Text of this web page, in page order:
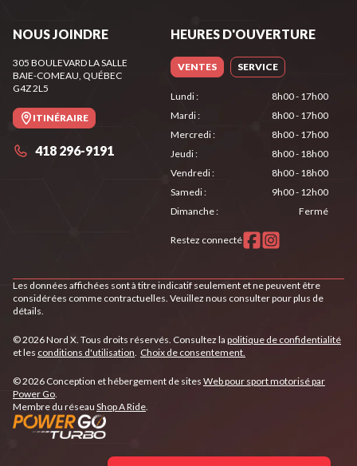
NOUS JOINDRE
305 BOULEVARD LA SALLE
BAIE-COMEAU, QUÉBEC
G4Z 2L5
ITINÉRAIRE
418 296-9191
HEURES D'OUVERTURE
VENTES SERVICE
Lundi:
8h00 - 17h00
Mardi:
8h00 - 17h00
Mercredi:
8h00 - 17h00
Jeudi:
8h00 - 18h00
Vendredi:
8h00 - 18h00
Samedi:
9h00 - 12h00
Dimanche: Fermé
Restez connecté
Les données affichées sont à titre indicatif seulement et ne peuvent être
considérées comme contractuelles. Veuillez nous consulter pour plus de
détails.
© 2026 Nord X. Tous droits réservés. Consultez la politique de confidentialité
et les conditions d'utilisation. Choix de consentement.
© 2026 Conception et hébergement de sites Web pour sport motorisé par
Power Go.
Membre du réseau Shop A Ride.